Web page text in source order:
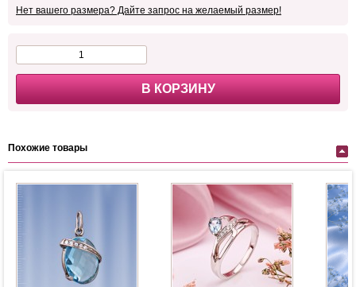
Нет вашего размера? Дайте запрос на желаемый размер!
В КОРЗИНУ
Похожие товары